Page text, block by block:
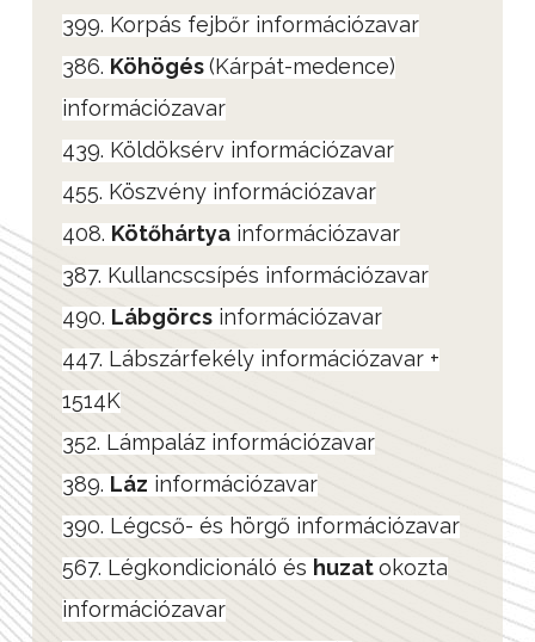
399. Korpás fejbőr információzavar
386. Köhögés(Kárpát-medence)
információzavar
439. Köldöksérv információzavar
455. Köszvény információzavar
408. Kötőhártya információzavar
387. Kullancscsípés információzavar
490. Lábgörcs információzavar
447. Lábszárfekély információzavar +
1514K
352. Lámpaláz információzavar
389. Láz információzavar
390. Légcső- és hörgő információzavar
567. Légkondicionáló és huzatokozta
információzavar